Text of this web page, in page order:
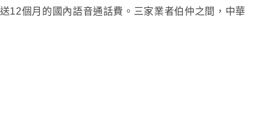
12個月的國內語音通話費 。三家業者伯仲之間 ，中華